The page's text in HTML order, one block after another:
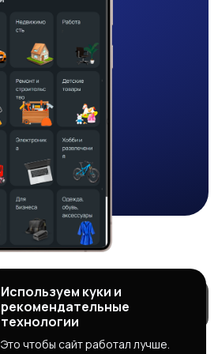
Используем куки и
рекомендательные
технологии
Это чтобы сайт работал лучше.